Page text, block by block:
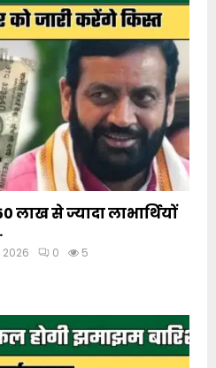
लाख से ज्यादा लाभार्थियों
0 5